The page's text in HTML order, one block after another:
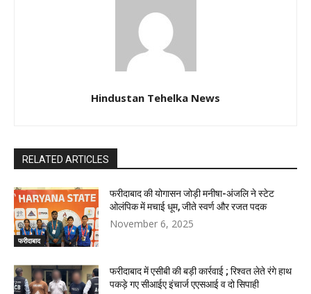
Hindustan Tehelka News
RELATED ARTICLES
फरीदाबाद
फरीदाबाद की योगासन जोड़ी मनीषा-अंजलि ने स्टेट
ओलंपिक में मचाई धूम, जीते स्वर्ण और रजत पदक
November 6, 2025
फरीदाबाद में एसीबी की बड़ी कार्रवाई ; रिश्वत लेते रंगे हाथ
पकड़े गए सीआईए इंचार्ज एएसआई व दो सिपाही